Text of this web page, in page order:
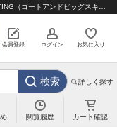
会員登録 ログイン お気に入り
検索 詳しく探す
閲覧履歴 カート確認